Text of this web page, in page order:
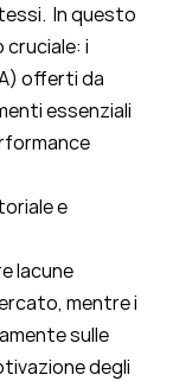
In questo
i
offerti da
essenziali
e
lacune
mentre i
sulle
degli